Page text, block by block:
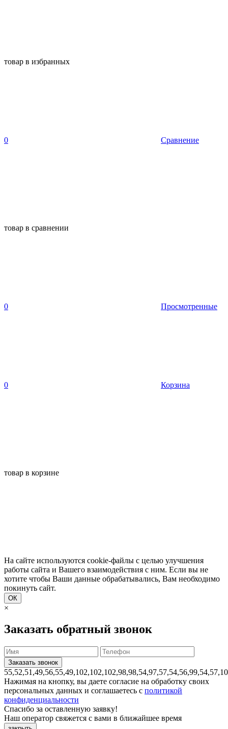
товар в избранных
0 Сравнение
товар в сравнении
0 Просмотренные
0 Корзина
товар в корзине
На сайте используются cookie-файлы с целью улучшения
работы сайта и Вашего взаимодействия с ним. Если вы не
хотите чтобы Ваши данные обрабатывались, Вам необходимо
покинуть сайт.
ОК
×
Заказать обратный звонок
Нажимая на кнопку, вы даете согласие на обработку своих
персональных данных и соглашаетесь с политикой
конфиденциальности
Спасибо за оставленную заявку!
Наш оператор свяжется с вами в ближайшее время